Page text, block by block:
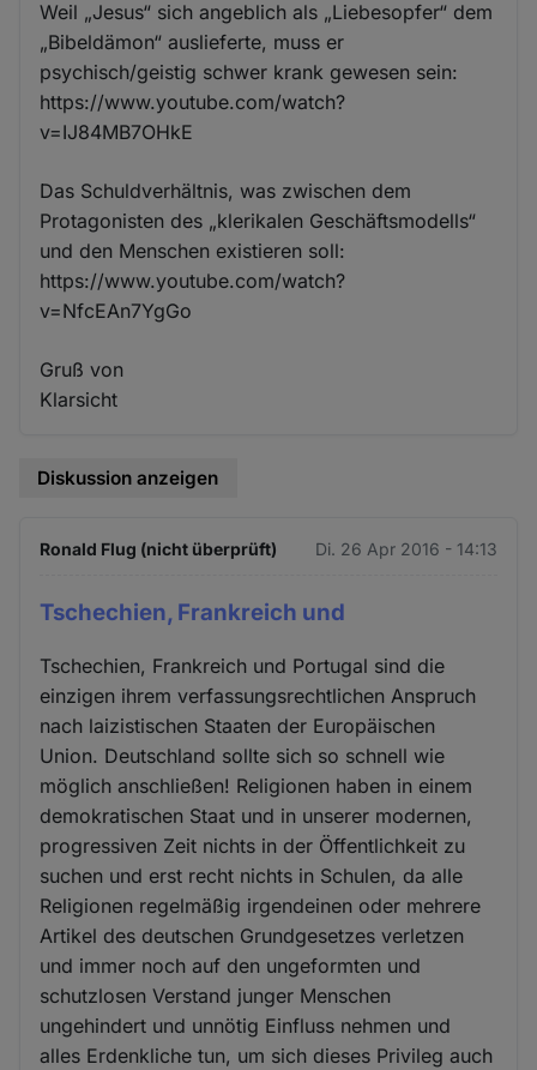
Weil „Jesus“ sich angeblich als „Liebesopfer“ dem
„Bibeldämon“ auslieferte, muss er
psychisch/geistig schwer krank gewesen sein:
https://www.youtube.com/watch?
v=IJ84MB7OHkE
Das Schuldverhältnis, was zwischen dem
Protagonisten des „klerikalen Geschäftsmodells“
und den Menschen existieren soll:
https://www.youtube.com/watch?
v=NfcEAn7YgGo
Gruß von
Klarsicht
Diskussion anzeigen
Ronald Flug (nicht überprüft) Di. 26 Apr 2016 - 14:13
Tschechien, Frankreich und
Tschechien, Frankreich und Portugal sind die
einzigen ihrem verfassungsrechtlichen Anspruch
nach laizistischen Staaten der Europäischen
Union. Deutschland sollte sich so schnell wie
möglich anschließen! Religionen haben in einem
demokratischen Staat und in unserer modernen,
progressiven Zeit nichts in der Öffentlichkeit zu
suchen und erst recht nichts in Schulen, da alle
Religionen regelmäßig irgendeinen oder mehrere
Artikel des deutschen Grundgesetzes verletzen
und immer noch auf den ungeformten und
schutzlosen Verstand junger Menschen
ungehindert und unnötig Einfluss nehmen und
alles Erdenkliche tun, um sich dieses Privileg auch